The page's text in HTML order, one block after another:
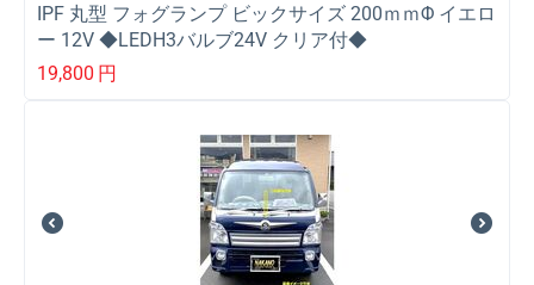
IPF 丸型 フォグランプ ビックサイズ 200ｍｍΦ イエロ
ー 12V ◆LEDH3バルブ24V クリア付◆
19,800 円